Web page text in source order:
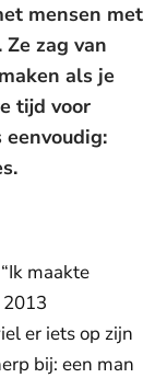
mensen met
zag van
als je
tijd voor
eenvoudig:
maakte
2013
er iets op zijn
bij: een man